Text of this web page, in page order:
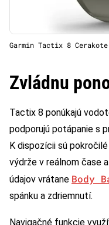
Garmin Tactix 8
Zvládnu
Tactix 8 ponúkajú
podporujú potápanie s
K dispozícii sú
výdrže v reálnom čase
údajov vrátane Body
spánku a zdriemnutí.
Navigačné funkcie